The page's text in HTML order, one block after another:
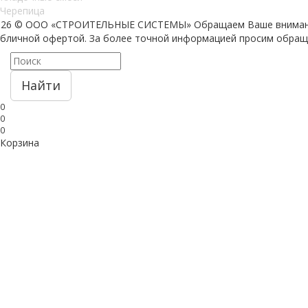
Черепица
© ООО «СТРОИТЕЛЬНЫЕ СИСТЕМЫ» Обращаем Ваше
офертой. За более точной информацией просим
Найти
0
0
0
Корзина